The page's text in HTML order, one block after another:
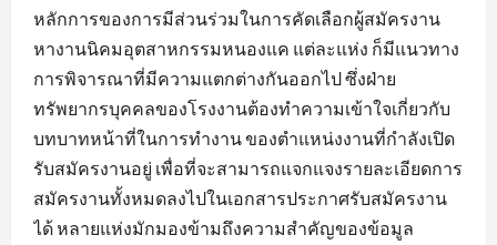
หลักการของการมีส่วนร่วมในการคัดเลือกผู้สมัครงาน
หางานนิคมอุตสาหกรรมหนองแค แต่ละแห่ง ก็มีแนวทาง
การพิจารณาที่มีความแตกต่างกันออกไป ซึ่งฝ่าย
ทรัพยากรบุคคลของโรงงานต้องทำความเข้าใจเกี่ยวกับ
บทบาทหน้าที่ในการทำงาน ของตำแหน่งงานที่กำลังเปิด
รับสมัครงานอยู่ เพื่อที่จะสามารถแจกแจงรายละเอียดการ
สมัครงานทั้งหมดลงไปในเอกสารประกาศรับสมัครงาน
ได้ หลายแห่งมักมองข้ามถึงความสำคัญของข้อมูล